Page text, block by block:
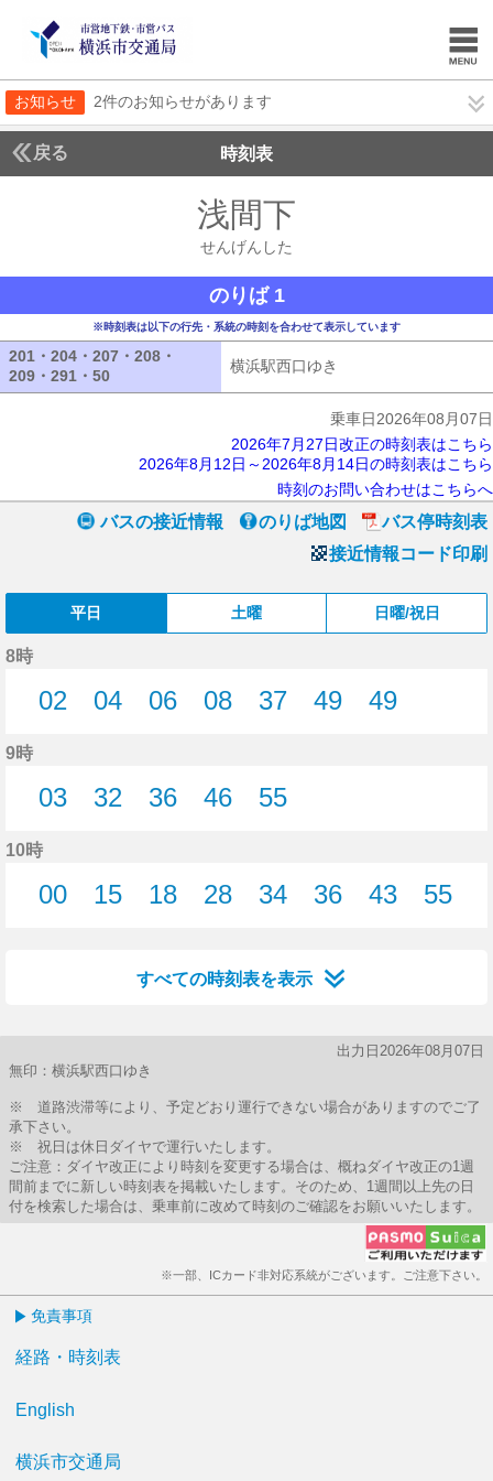
お知らせ 2件のお知らせがあります
戻る 時刻表
浅間下
せんげんした
のりば 1
※時刻表は以下の行先・系統の時刻を合わせて表示しています
201・204・207・208・
209・291・50 201・204・207・208・209・291・50
横浜駅西口ゆき
乗車日2026年08月07日
2026年7月27日改正の時刻表はこちら
2026年8月12日～2026年8月14日の時刻表はこちら
時刻のお問い合わせはこちらへ
バスの接近情報 のりば地図
バス停時刻表
接近情報コード印刷
平日 土曜 日曜/祝日
8時
02
04
06
08
37
49
49
9時
03
32
36
46
55
10時
00
15
18
28
34
36
43
55
すべての時刻表を表示
出力日2026年08月07日
無印：横浜駅西口ゆき
※ 道路渋滞等により、予定どおり運行できない場合がありますのでご了
承下さい。
※ 祝日は休日ダイヤで運行いたします。
ご注意：ダイヤ改正により時刻を変更する場合は、概ねダイヤ改正の1週
間前までに新しい時刻表を掲載いたします。そのため、1週間以上先の日
付を検索した場合は、乗車前に改めて時刻のご確認をお願いいたします。
※一部、ICカード非対応系統がございます。ご注意下さい。
免責事項
経路・時刻表
English
横浜市交通局